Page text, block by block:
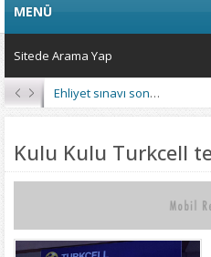
MENÜ
Ehliyet sınavı sonuçları açıklandı
Kulu Kulu Turkcell